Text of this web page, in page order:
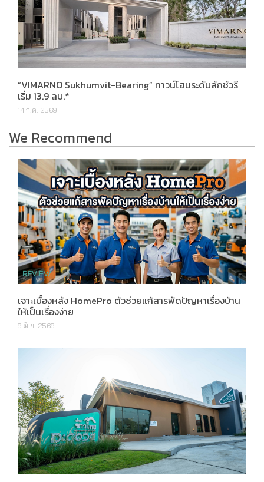
“VIMARNO Sukhumvit-Bearing” ทาวน์โฮมระดับลักชัวรี
เริ่ม 13.9 ลบ.*
14 ก.ค. 2569
We Recommend
เจาะเบื้องหลัง HomePro ตัวช่วยแก้สารพัดปัญหาเรื่องบ้าน
ให้เป็นเรื่องง่าย
9 มิ.ย. 2569